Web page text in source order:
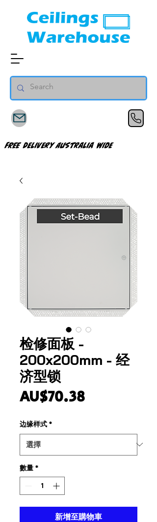
FREE Delivery Australia Wide
检修面板 -
200x200mm - 经
济型锁
AU$70.38價
边缘样式 *
數量 *
新增至購物車